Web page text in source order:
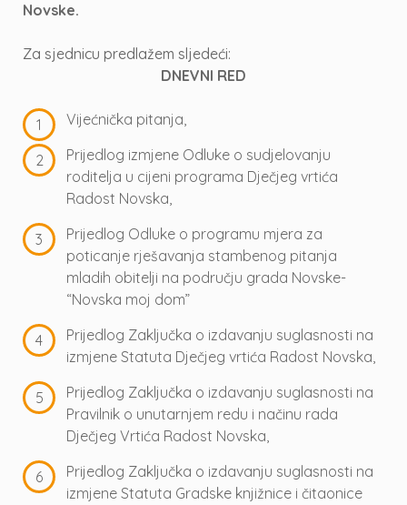
Novske.
Za sjednicu predlažem sljedeći:
DNEVNI RED
Vijećnička pitanja,
Prijedlog izmjene Odluke o sudjelovanju
roditelja u cijeni programa Dječjeg vrtića
Radost Novska,
Prijedlog Odluke o programu mjera za
poticanje rješavanja stambenog pitanja
mladih obitelji na području grada Novske-
“Novska moj dom”
Prijedlog Zaključka o izdavanju suglasnosti na
izmjene Statuta Dječjeg vrtića Radost Novska,
Prijedlog Zaključka o izdavanju suglasnosti na
Pravilnik o unutarnjem redu i načinu rada
Dječjeg Vrtića Radost Novska,
Prijedlog Zaključka o izdavanju suglasnosti na
izmjene Statuta Gradske knjižnice i čitaonice